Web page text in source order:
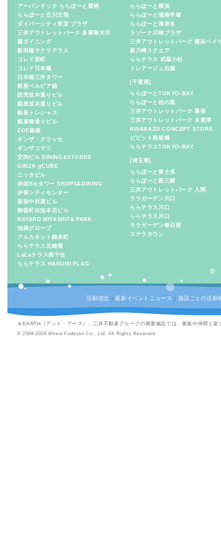
アーバンドック ららぽーと豊洲
ららぽーと立川立飛
ダイバーシティ東京 プラザ
三井アウトレットパーク 多摩南大沢
霞ダイニング
飯田橋サクラテラス
コレド室町
コレド日本橋
日本橋三井タワー
銀座ベルビア館
読売並木通りビル
銀座並木通りビル
銀座トレシャス
銀座柳通りビル
ZOE銀座
ギンザ・グラッセ
ギンザコマツ
交詢ビル DINING&STORES
GINZA gCUBE
ニッタビル
赤坂Bizタワー SHOPS&DINING
汐留シティセンター
新宿中村屋ビル
御徒町吉池本店ビル
RAYARD MIYASHITA PARK
池袋グローブ
アルカキット錦糸町
ららテラス北綾瀬
LaLaテラス南千住
ららテラス HARUMI FLAG
ららぽーと横浜
ららぽーと湘南平塚
ららぽーと海老名
ラゾーナ川崎プラザ
三井アウトレットパーク 横浜ベイ
新川崎スクエア
ららテラス 武蔵小杉
トレアージュ白旗
[千葉県]
ららぽーとTOKYO-BAY
ららぽーと柏の葉
三井アウトレットパーク 幕張
三井アウトレットパーク 木更津
KISARAZU CONCEPT STORE
ビビット南船橋
ららテラスTOKYO-BAY
[埼玉県]
ららぽーと富士見
ららぽーと新三郷
三井アウトレットパーク 入間
ララガーデン川口
ららテラス川口
ららテラス川口
ララガーデン春日部
ステラタウン
活動理念 ｜最新イベントニュース ｜ 施設ごとの活動
＆EARTH（アンド・アース）、三井不動産グループの商業施設では、家族や仲間と
© 2008-2026 Mitsui Fudosan Co., Ltd. All Rights Reserved.